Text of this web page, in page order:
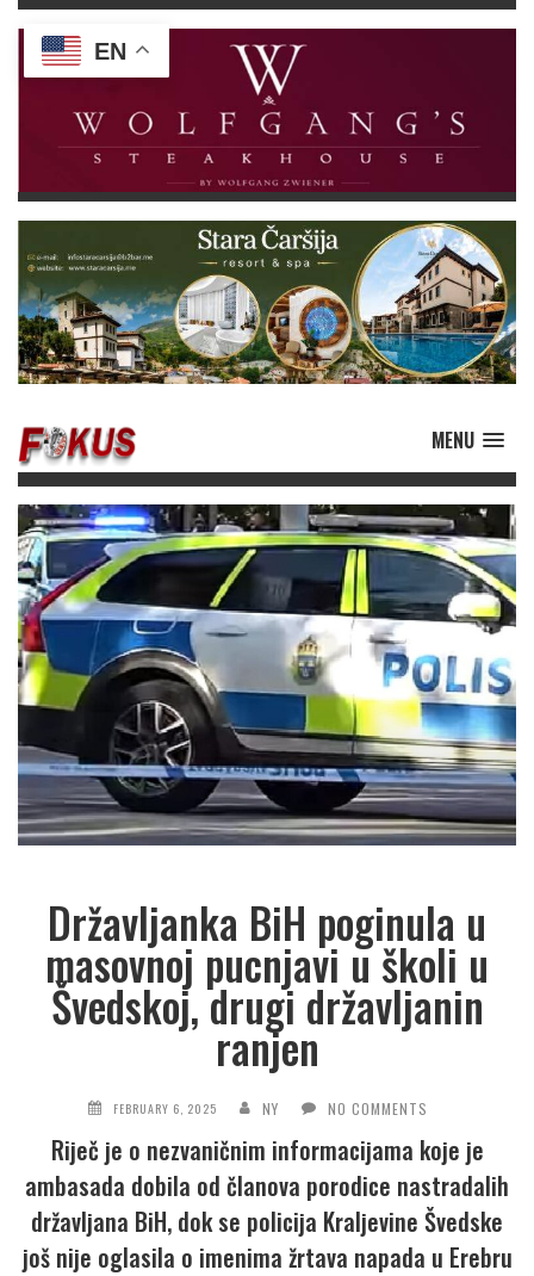
MENU
Državljanka BiH poginula u
masovnoj pucnjavi u školi u
Švedskoj, drugi državljanin
ranjen
FEBRUARY 6, 2025 NY NO COMMENTS
Riječ je o nezvaničnim informacijama koje je
ambasada dobila od članova porodice nastradalih
državljana BiH, dok se policija Kraljevine Švedske
još nije oglasila o imenima žrtava napada u Erebru
EN